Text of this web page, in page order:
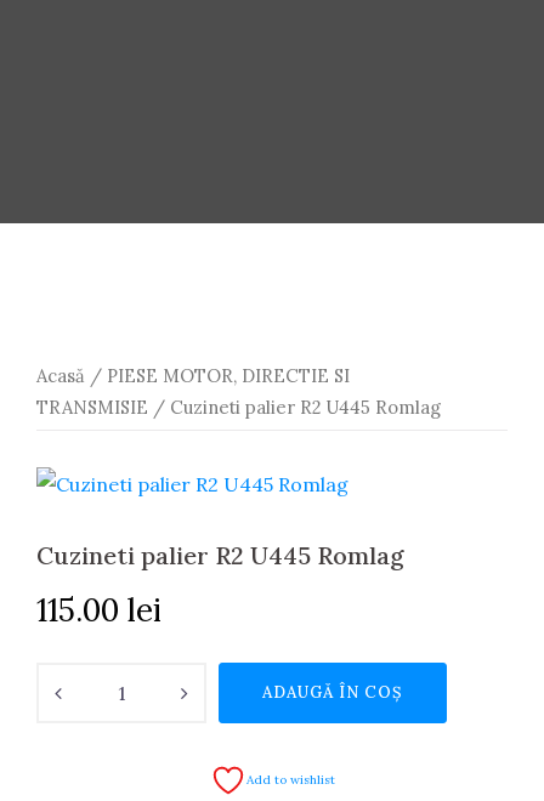
Acasă / PIESE MOTOR, DIRECTIE SI
TRANSMISIE / Cuzineti palier R2 U445 Romlag
Cuzineti palier R2 U445 Romlag
115.00 lei
ADAUGĂ ÎN COȘ
Add to wishlist